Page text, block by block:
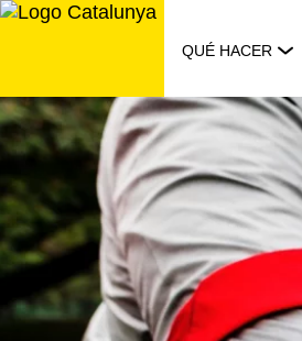
Saltar
QUÉ HACER